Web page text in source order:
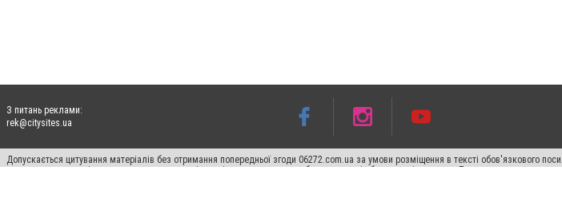
З питань реклами:
rek@citysites.ua
Допускається цитування матеріалів без отримання попередньої згоди 06272.com.ua за умови розміщення в тексті обов'язкового
пошукових систем гіперпосилання на цитовані статті не нижче другого абзацу в тексті або в якості джерела. Порушення виняткових